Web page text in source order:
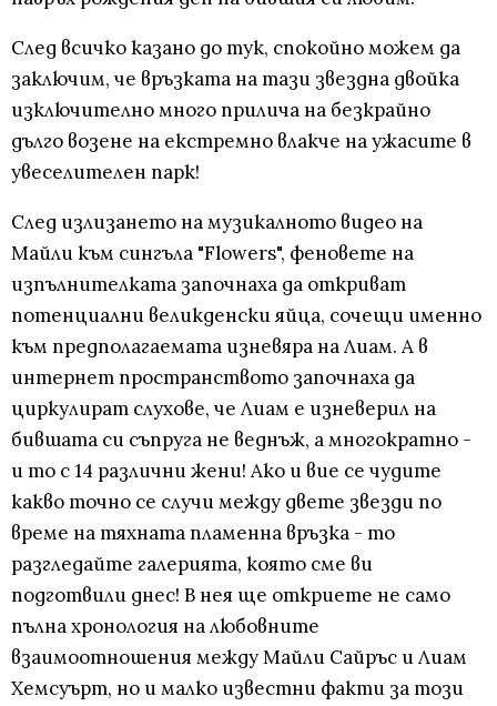
След всичко казано до тук, спокойно можем да
заключим, че връзката на тази звездна двойка
изключително много прилича на безкрайно
дълго возене на екстремно влакче на ужасите в
увеселителен парк!
След излизането на музикалното видео на
Майли към сингъла "Flowers", феновете на
изпълнителката започнаха да откриват
потенциални великденски яйца, сочещи именно
към предполагаемата изневяра на Лиам. А в
интернет пространството започнаха да
циркулират слухове, че Лиам е изневерил на
бившата си съпруга не веднъж, а многократно -
и то с 14 различни жени! Ако и вие се чудите
какво точно се случи между двете звезди по
време на тяхната пламенна връзка - то
разгледайте галерията, която сме ви
подготвили днес! В нея ще откриете не само
пълна хронология на любовните
взаимоотношения между Майли Сайръс и Лиам
Хемсуърт, но и малко известни факти за този